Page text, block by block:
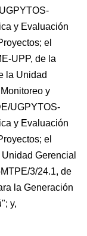
y Evaluación
el
UPP, de la
la Unidad
y
UGPYTOS-
y Evaluación
el
Gerencial
3/24.1, de
la Generación
y,